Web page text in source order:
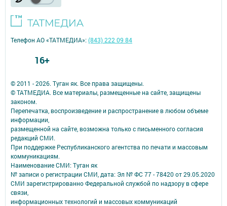
© 2011 - 2026. Туган як. Все права защищены.
© ТАТМЕДИА. Все материалы, размещенные на сайте, защищены
законом.
Перепечатка, воспроизведение и распространение в любом объеме
информации,
размещенной на сайте, возможна только с письменного согласия
редакций СМИ.
При поддержке Республиканского агентства по печати и массовым
коммуникациям.
Наименование СМИ: Туган як
№ записи о регистрации СМИ, дата: Эл № ФС 77 - 78420 от 29.05.2020
СМИ зарегистрированно Федеральной службой по надзору в сфере
связи,
информационных технологий и массовых коммуникаций
Телефон АО «ТАТМЕДИА»:(843) 222 09 84
16+